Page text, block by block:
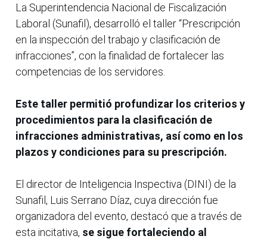
La Superintendencia Nacional de Fiscalización
Laboral (Sunafil), desarrolló el taller “Prescripción
en la inspección del trabajo y clasificación de
infracciones”, con la finalidad de fortalecer las
competencias de los servidores.
Este taller permitió profundizar los criterios y
procedimientos para la clasificación de
infracciones administrativas, así como en los
plazos y condiciones para su prescripción.
El director de Inteligencia Inspectiva (DINI) de la
Sunafil, Luis Serrano Díaz, cuya dirección fue
organizadora del evento, destacó que a través de
esta incitativa, se sigue fortaleciendo al